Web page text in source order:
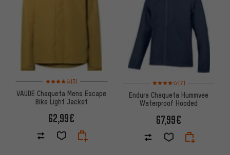
Valoración media: 4 de 5 basada en 3 reseñas
(3)
VAUDE Chaqueta Mens Escape
Bike Light Jacket
62,99€
Valoración media: 4 de 5
(7)
Endura Chaqueta Hummvee
Waterproof Hooded
67,99€